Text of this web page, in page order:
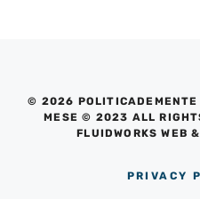
© 2026 POLITICADEMENTE
MESE © 2023 ALL
FLUIDWORKS WEB
PRIVACY